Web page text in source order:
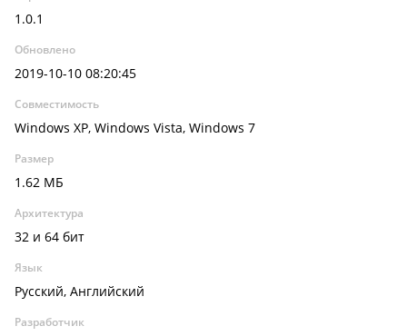
1.0.1
Обновлено
2019-10-10 08:20:45
Совместимость
Windows XP, Windows Vista, Windows 7
Размер
1.62 МБ
Архитектура
32 и 64 бит
Язык
Русский, Английский
Разработчик